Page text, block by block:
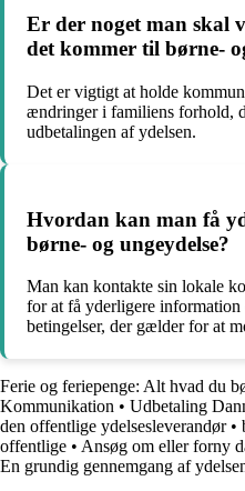
Er der noget man skal
det kommer til børne-
Det er vigtigt at holde
ændringer i familiens forhold,
udbetalingen af ydelsen.
Hvordan kan man få
børne- og ungeydelse?
Man kan kontakte sin lokale
for at få yderligere
betingelser, der gælder for at
Ferie og feriepenge: Alt hvad du
Kommunikation • Udbetaling
den offentlige ydelsesleverandør•
offentlige • Ansøg om eller forny
En grundig gennemgang af